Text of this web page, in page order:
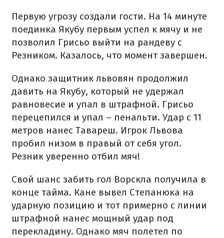
Первую угрозу создали гости. На 14 минуте
поединка Якубу первым успел к мячу и не
позволил Грисьо выйти на рандеву с
Резником. Казалось, что момент завершен.
Однако защитник львовян продолжил
давить на Якубу, который не удержал
равновесие и упал в штрафной. Грисьо
перецепился и упал – пенальти. Удар с 11
метров нанес Тавареш. Игрок Львова
пробил низом в правый от себя угол.
Резник уверенно отбил мяч!
Свой шанс забить гол Ворскла получила в
конце тайма. Кане вывел Степанюка на
ударную позицию и тот примерно с линии
штрафной нанес мощный удар под
перекладину. Однако мяч полетел по